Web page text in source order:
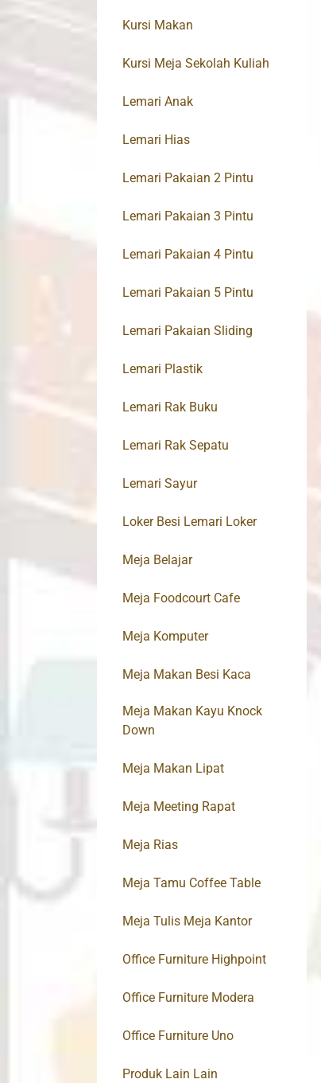
Kursi Makan
Kursi Meja Sekolah Kuliah
Lemari Anak
Lemari Hias
Lemari Pakaian 2 Pintu
Lemari Pakaian 3 Pintu
Lemari Pakaian 4 Pintu
Lemari Pakaian 5 Pintu
Lemari Pakaian Sliding
Lemari Plastik
Lemari Rak Buku
Lemari Rak Sepatu
Lemari Sayur
Loker Besi Lemari Loker
Meja Belajar
Meja Foodcourt Cafe
Meja Komputer
Meja Makan Besi Kaca
Meja Makan Kayu Knock
Down
Meja Makan Lipat
Meja Meeting Rapat
Meja Rias
Meja Tamu Coffee Table
Meja Tulis Meja Kantor
Office Furniture Highpoint
Office Furniture Modera
Office Furniture Uno
Produk Lain Lain